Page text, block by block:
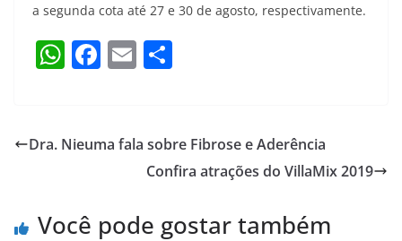
a segunda cota até 27 e 30 de agosto, respectivamente.
W
s
p
F
e
o
E
l e
Dra. Nieuma fala sobre Fibrose e Aderência
Confira atrações do VillaMix 2019
Você pode gostar também